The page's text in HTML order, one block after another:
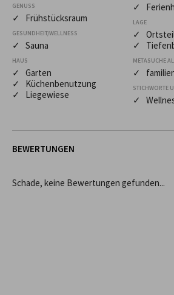
GENUSS
✓ Frühstücksraum
GESUNDHEIT/WELLNESS
✓ Sauna
HAUS
✓ Garten
✓ Küchenbenutzung
✓ Liegewiese
✓
LAGE
✓
✓
METASUCHE
✓
STICHWORTE
✓
BEWERTUNGEN
Schade, keine Bewertungen gefunden...